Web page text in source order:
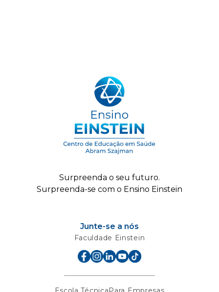
Surpreenda o seu futuro.
Surpreenda-se com o Ensino Einstein
Junte-se a nós
Faculdade Einstein